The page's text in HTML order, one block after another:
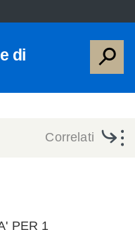
di
Correlati
PER 1